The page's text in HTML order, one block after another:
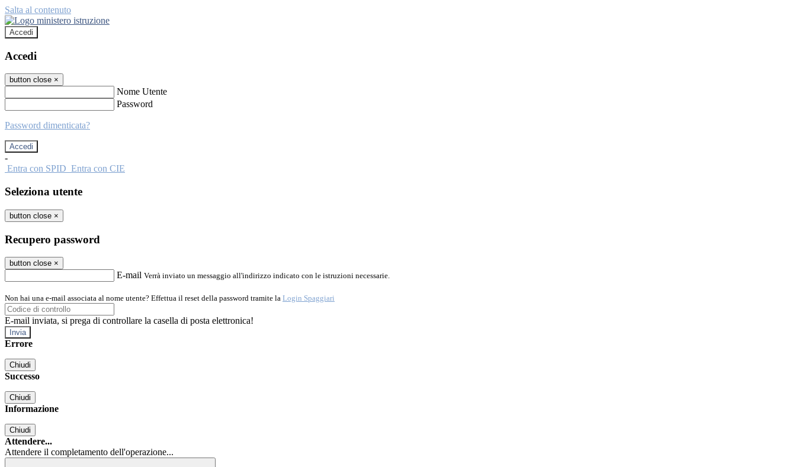
Salta al contenuto
Accedi
Accedi
button close ×
Nome Utente
Password
Password dimenticata?
-
Entra con SPID Entra con CIE
Seleziona utente
button close ×
Recupero password
button close ×
E-mail Verrà inviato un messaggio all'indirizzo indicato con le istruzioni necessarie.
Non hai una e-mail associata al nome utente? Effettua il reset della password tramite la Login Spaggiari
E-mail inviata, si prega di controllare la casella di posta elettronica!
Errore
Chiudi
Successo
Chiudi
Informazione
Chiudi
Attendere...
Attendere il completamento dell'operazione...